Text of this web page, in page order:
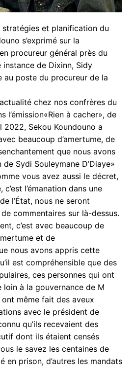
stratégies et planification du
s’exprimé sur la
procureur général près du
de Dixinn, Sidy
au poste du procureur de la
chez nos confrères du
l’émission«Rien à cacher», de
Sekou Koundouno a
beaucoup d’amertume, de
que nous avons
Sydi Souleymane D’Diaye»
vous avez aussi le décret,
l’émanation dans une
l’État, nous ne seront
commentaires sur là-dessus.
c’est avec beaucoup de
et de
nous avons appris cette
est compréhensible que des
ces personnes qui ont
à la gouvernance de M
même fait des aveux
avec le président de
qu’ils recevaient des
dont ils étaient censés
le savez les centaines de
en prison, d’autres les mandats